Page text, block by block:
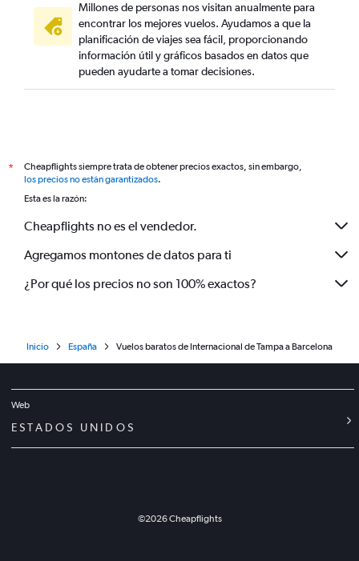
Millones de personas nos visitan anualmente para
encontrar los mejores vuelos. Ayudamos a que la
planificación de viajes sea fácil, proporcionando
información útil y gráficos basados en datos que
pueden ayudarte a tomar decisiones.
*
Cheapflights siempre trata de obtener precios exactos, sin embargo,
los precios no están garantizados.
Esta es la razón:
Cheapflights no es el vendedor.
Agregamos montones de datos para ti
¿Por qué los precios no son 100% exactos?
Inicio España Vuelos baratos de Internacional de Tampa a Barcelona
Web
ESTADOS UNIDOS
©2026Cheapflights